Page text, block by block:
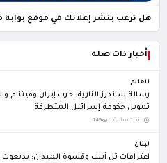
هل ترغب بنشر إعلانك في موقع بوابة
أخبار ذات صلة
العالم
رسالة ساندرز النارية: حرب إيران وفيتنام
تمويل حكومة إسرائيل المتطرفة
منذ 1 ساعة · 149
لبنان
اعترافات تل أبيب وقسوة الميدان: